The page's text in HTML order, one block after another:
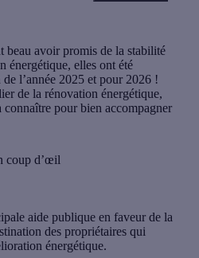
beau avoir promis de la stabilité
énergétique, elles ont été
l’année 2025 et pour 2026 !
de la rénovation énergétique,
connaître pour bien accompagner
coup d’œil
aide publique en faveur de la
des propriétaires qui
énergétique.